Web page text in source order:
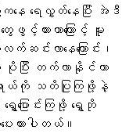
ရေလွှတ်နေပြီး အဲဒီ
င့်ထားတာကြောင့် မူး
င်းလာနေကြောင်း၊
ပြီး တက်လာနိုင်တာ
တရာယ်ကို သတိပြုကြဖို့နဲ့
ြောင်းကြဖို့ ရွှေဘို
ားပါတယ်။